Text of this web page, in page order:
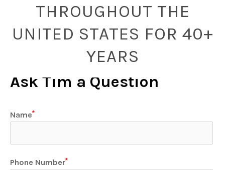
THROUGHOUT THE
UNITED STATES FOR 40+
YEARS
Ask Tim a Question
Name
Phone Number